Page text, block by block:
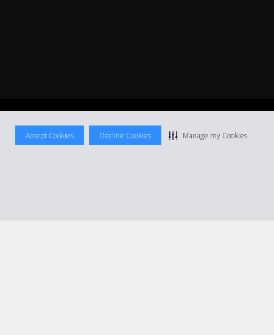
Accept Cookies Decline Cookies Manage my Cookies